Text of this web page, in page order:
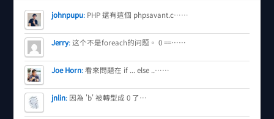
johnpupu: PHP 還有這個 phpsavant.c……
Jerry:这个不是foreach的问题。 0 ==……
Joe Horn:看來問題在 if ... else ..……
jnlin: 因為 'b' 被轉型成 0 了…